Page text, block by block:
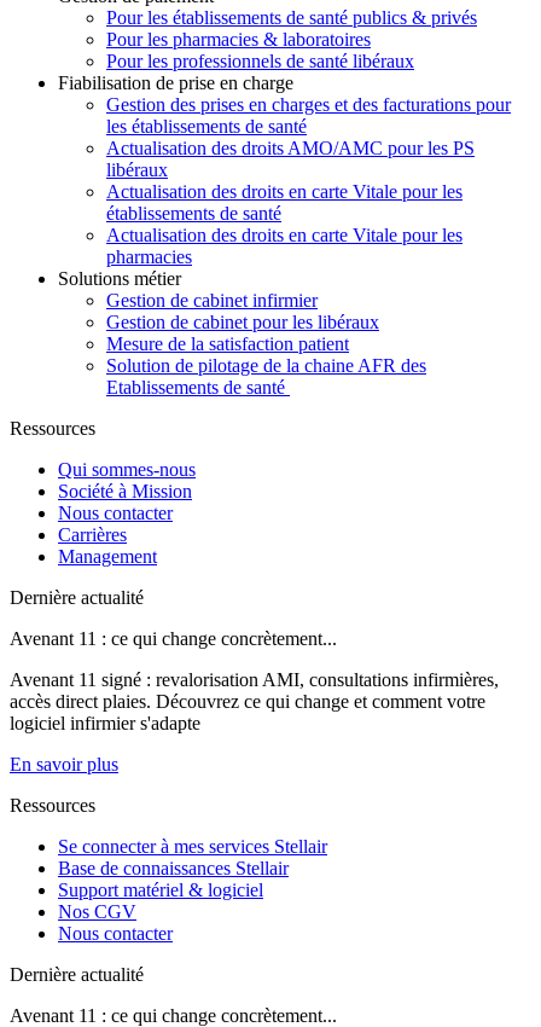
Pour les établissements de santé publics & privés
Pour les pharmacies & laboratoires
Pour les professionnels de santé libéraux
Fiabilisation de prise en charge
Gestion des prises en charges et des facturations pour
les établissements de santé
Actualisation des droits AMO/AMC pour les PS
libéraux
Actualisation des droits en carte Vitale pour les
établissements de santé
Actualisation des droits en carte Vitale pour les
pharmacies
Solutions métier
Gestion de cabinet infirmier
Gestion de cabinet pour les libéraux
Mesure de la satisfaction patient
Solution de pilotage de la chaine AFR des
Etablissements de santé
Ressources
Qui sommes-nous
Société à Mission
Nous contacter
Carrières
Management
Dernière actualité
Avenant 11 : ce qui change concrètement...
Avenant 11 signé : revalorisation AMI, consultations infirmières,
accès direct plaies. Découvrez ce qui change et comment votre
logiciel infirmier s'adapte
En savoir plus
Ressources
Se connecter à mes services Stellair
Base de connaissances Stellair
Support matériel & logiciel
Nos CGV
Nous contacter
Dernière actualité
Avenant 11 : ce qui change concrètement...